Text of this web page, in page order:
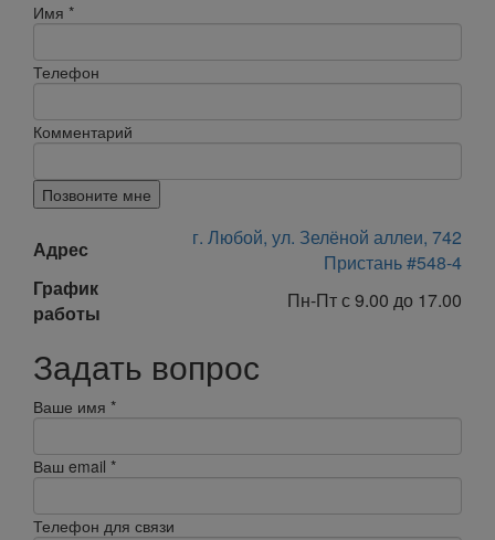
Имя *
Телефон
Комментарий
Позвоните мне
Адрес
г. Любой, ул. Зелёной аллеи, 742
Пристань #548-4
График
работы
Пн-Пт с 9.00 до 17.00
Задать вопрос
Ваше имя *
Ваш email *
Телефон для связи